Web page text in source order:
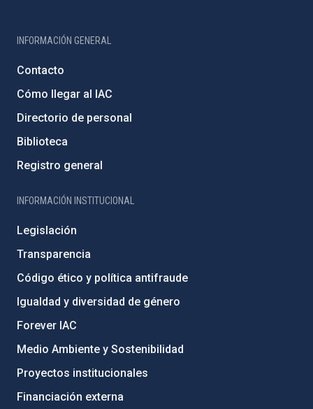
INFORMACIÓN GENERAL
Contacto
Cómo llegar al IAC
Directorio de personal
Biblioteca
Registro general
INFORMACIÓN INSTITUCIONAL
Legislación
Transparencia
Código ético y política antifraude
Igualdad y diversidad de género
Forever IAC
Medio Ambiente y Sostenibilidad
Proyectos institucionales
Financiación externa